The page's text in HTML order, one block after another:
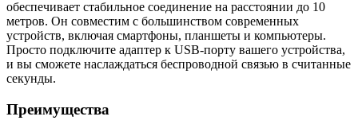
обеспечивает стабильное соединение на расстоянии до 10
метров. Он совместим с большинством современных
устройств, включая смартфоны, планшеты и компьютеры.
Просто подключите адаптер к USB-порту вашего устройства,
и вы сможете наслаждаться беспроводной связью в считанные
секунды.
Преимущества